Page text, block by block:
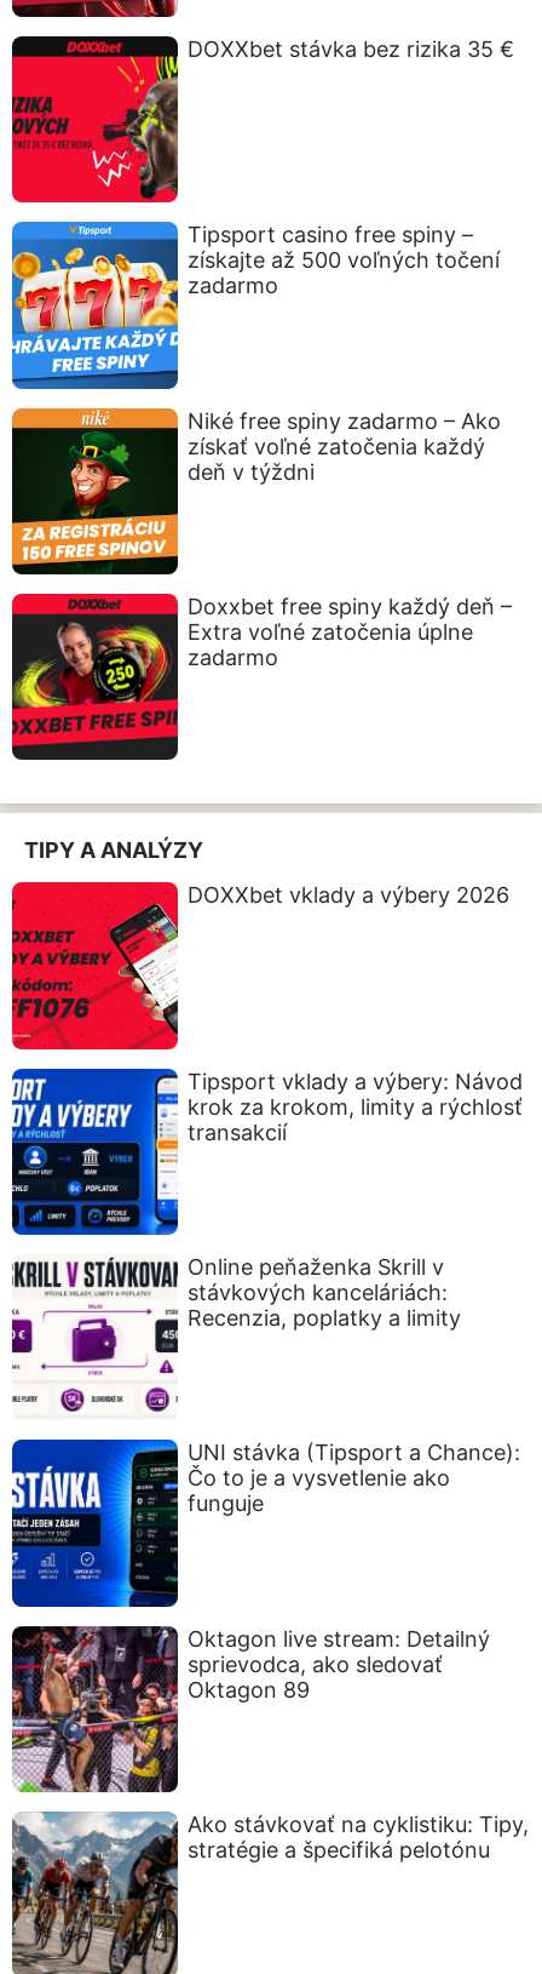
DOXXbet stávka bez rizika 35 €
Tipsport casino free spiny –
získajte až 500 voľných točení
zadarmo
Niké free spiny zadarmo – Ako
získať voľné zatočenia každý
deň v týždni
Doxxbet free spiny každý deň –
Extra voľné zatočenia úplne
zadarmo
TIPY A ANALÝZY
DOXXbet vklady a výbery 2026
Tipsport vklady a výbery: Návod
krok za krokom, limity a rýchlosť
transakcií
Online peňaženka Skrill v
stávkových kanceláriách:
Recenzia, poplatky a limity
UNI stávka (Tipsport a Chance):
Čo to je a vysvetlenie ako
funguje
Oktagon live stream: Detailný
sprievodca, ako sledovať
Oktagon 89
Ako stávkovať na cyklistiku: Tipy,
stratégie a špecifiká pelotónu